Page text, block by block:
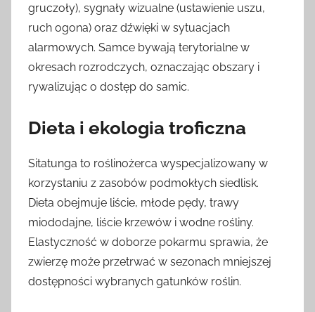
gruczoły), sygnały wizualne (ustawienie uszu,
ruch ogona) oraz dźwięki w sytuacjach
alarmowych. Samce bywają terytorialne w
okresach rozrodczych, oznaczając obszary i
rywalizując o dostęp do samic.
Dieta i ekologia troficzna
Sitatunga to roślinożerca wyspecjalizowany w
korzystaniu z zasobów podmokłych siedlisk.
Dieta obejmuje liście, młode pędy, trawy
miododajne, liście krzewów i wodne rośliny.
Elastyczność w doborze pokarmu sprawia, że
zwierzę może przetrwać w sezonach mniejszej
dostępności wybranych gatunków roślin.